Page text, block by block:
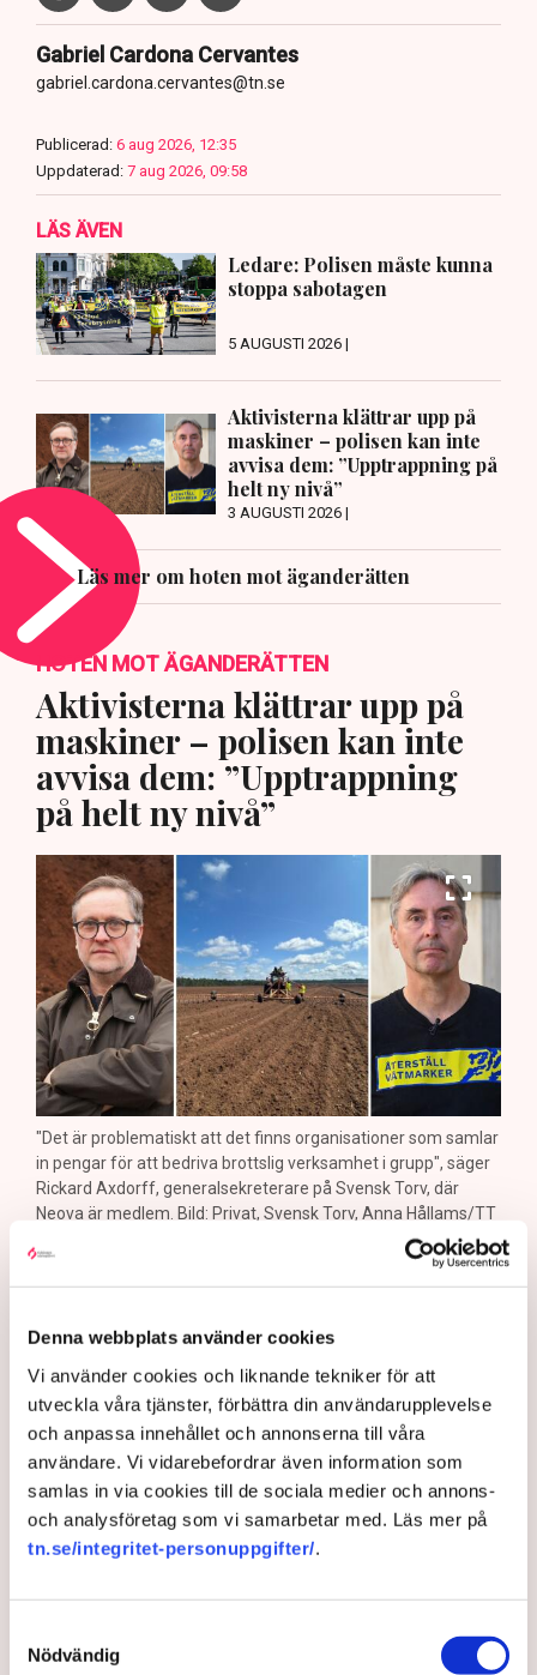
Denna webbplats använder cookies
Vi använder cookies och liknande tekniker för att
utveckla våra tjänster, förbättra din användarupplevelse
och anpassa innehållet och annonserna till våra
användare. Vi vidarebefordrar även information som
samlas in via cookies till de sociala medier och annons-
och analysföretag som vi samarbetar med. Läs mer på
tn.se/integritet-personuppgifter/.
Nödvändig
Gabriel Cardona Cervantes
gabriel.cardona.cervantes@tn.se
Publicerad: 6 aug 2026, 12:35
Uppdaterad: 7 aug 2026, 09:58
LÄS ÄVEN
Ledare: Polisen måste kunna
stoppa sabotagen
5 AUGUSTI 2026 |
Aktivisterna klättrar upp på
maskiner – polisen kan inte
avvisa dem: ”Upptrappning på
helt ny nivå”
3 AUGUSTI 2026 |
Läs mer om hoten mot äganderätten
HOTEN MOT ÄGANDERÄTTEN
Aktivisterna klättrar upp på
maskiner – polisen kan inte
avvisa dem: ”Upptrappning
på helt ny nivå”
"Det är problematiskt att det finns organisationer som samlar
in pengar för att bedriva brottslig verksamhet i grupp", säger
Rickard Axdorff, generalsekreterare på Svensk Torv, där
Neova är medlem. Bild: Privat, Svensk Torv, Anna Hållams/TT
Aktivister har åter lamslagit
gången genom att klättra upp på
maskiner, gräva igen diken och sprida
ogräsfrön. ”Aktivisterna sprang emot
oss”, säger Mats Henriksson,
tillståndsansvarig på Neova, till TN. Nu
varnar branschen för skador på
uppemot 100 miljoner kronor.
aktivistgruppen Återställ Våtmarker. Mats Henriksson,
tillståndsansvarig på Neova, som befinner sig på plats,